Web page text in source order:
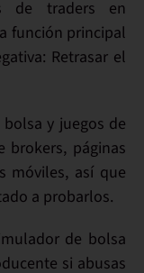
de traders en
función principal
Retrasarel
y juegos de
brokers, páginas
móviles, así que
a probarlos.
de bolsa
si abusas